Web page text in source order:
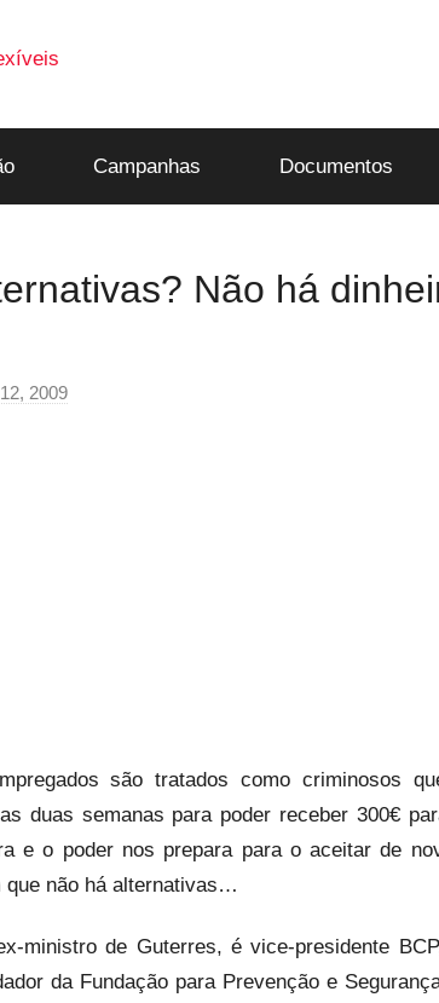
Campanhas Documentos
Não há
2009
e
i
v
são tratados como criminosos
duas semanas para poder receber 300€
e o poder nos prepara para o aceitar de
que não há alternativas…
ministro de Guterres, é vice-presidente
da Fundação para Prevenção e